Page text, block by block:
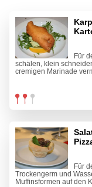
Für
schälen, klein
cremigen Marinade
Für
Trockengerm und
Muffinsformen auf den